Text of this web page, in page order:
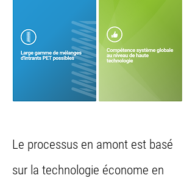
Le processus en amont est basé
sur la technologie économe en